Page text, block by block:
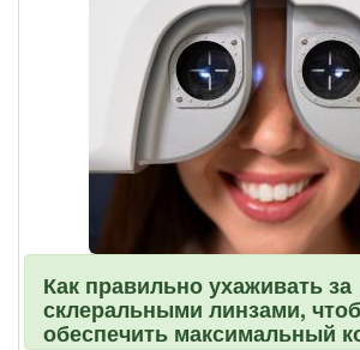
Как правильно ухаживать за
склеральными линзами,
обеспечить максимальный